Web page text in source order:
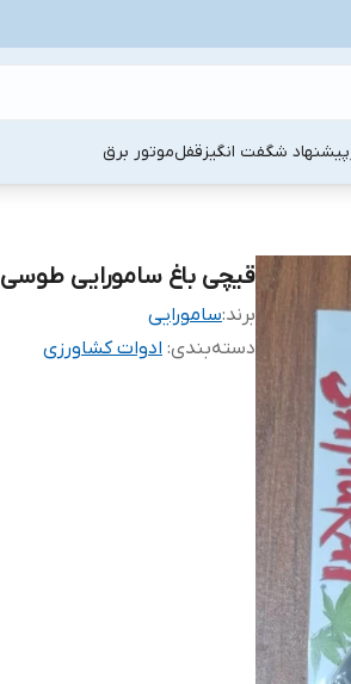
پیشنهاد شگفت انگیزقفلموتور برق
قیچی باغ سامورایی طوسیKS-8T
برند:سامورایی
دسته‌بندی: ادوات کشاورزی